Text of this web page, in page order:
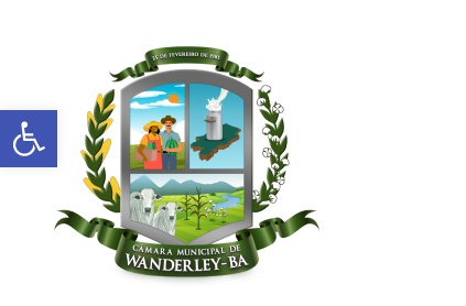
Abrir a barra de ferramentas